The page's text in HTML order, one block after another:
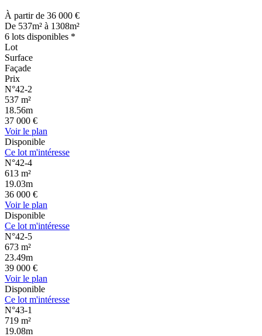
À partir de 36 000 €
De 537m² à 1308m²
6 lots disponibles *
Lot
Surface
Façade
Prix
N°42-2
537 m²
18.56m
37 000 €
Voir le plan
Disponible
Ce lot m'intéresse
N°42-4
613 m²
19.03m
36 000 €
Voir le plan
Disponible
Ce lot m'intéresse
N°42-5
673 m²
23.49m
39 000 €
Voir le plan
Disponible
Ce lot m'intéresse
N°43-1
719 m²
19.08m